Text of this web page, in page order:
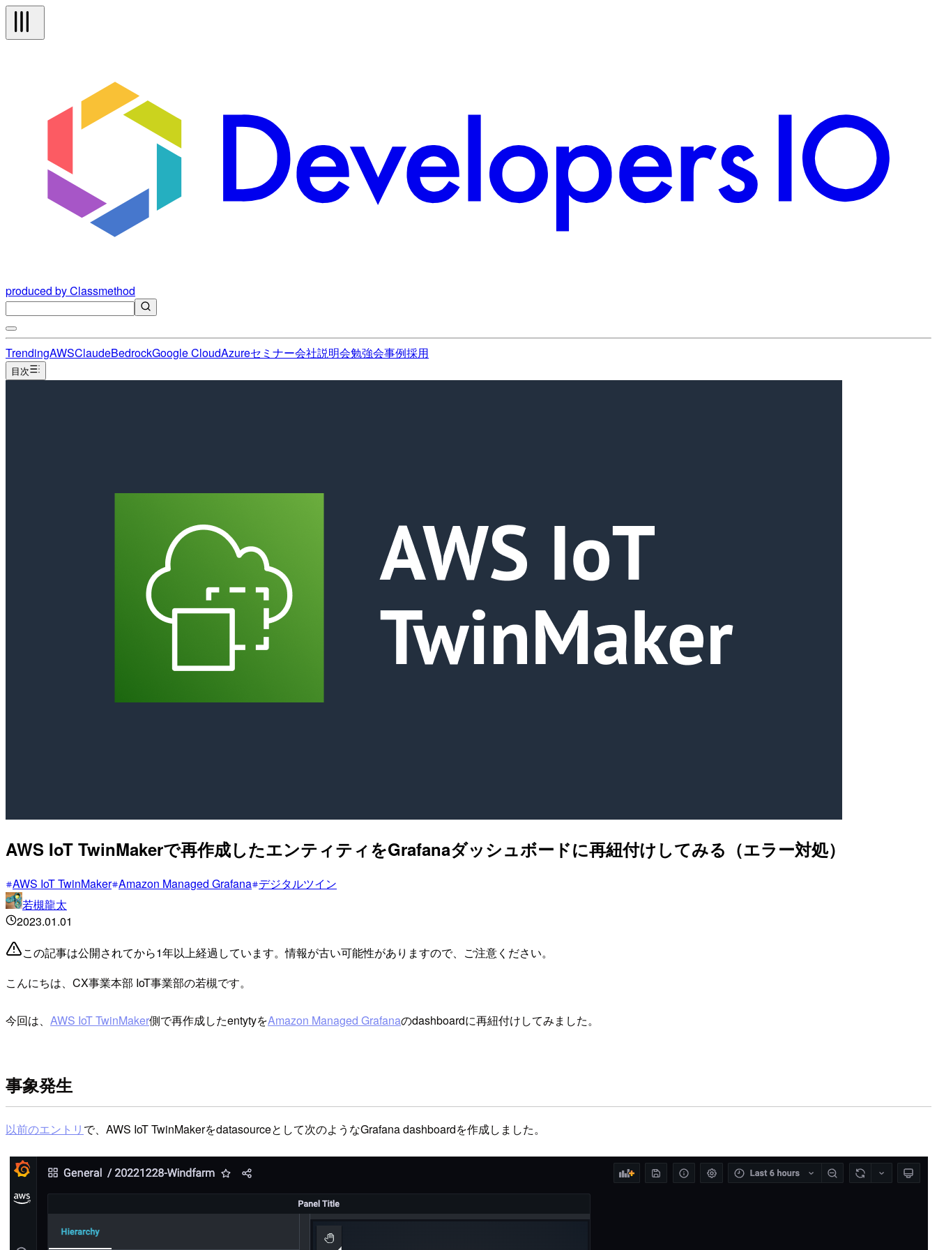
produced by Classmethod
TrendingAWSClaudeBedrockGoogle CloudAzureセミナー会社説明会勉強会事例採用
目次
AWS IoT TwinMakerで再作成したエンティティをGrafanaダッシュボードに再紐付けしてみる（エラー対処）
AWS IoT TwinMaker Amazon Managed Grafana デジタルツイン
若槻龍太
2023.01.01
この記事は公開されてから1年以上経過しています。情報が古い可能性がありますので、ご注意ください。
こんにちは、CX事業本部 IoT事業部の若槻です。
今回は、 AWS IoT TwinMaker側で再作成したentytyをAmazon Managed Grafanaのdashboardに再紐付けしてみました。
事象発生
以前のエントリ で、AWS IoT TwinMakerをdatasourceとして次のようなGrafana dashboardを作成しました。